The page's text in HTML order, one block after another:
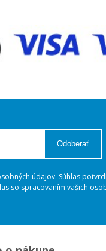
Odoberať
údajov. Súhlas
so spracovaním vašich